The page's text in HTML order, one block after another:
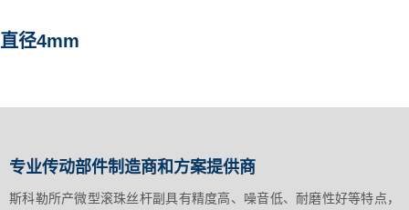
直径4mm
专业传动部件制造商和方案提供商
斯科勒所产微型滚珠丝杆副具有精度高、噪音低、耐磨性好等特点，